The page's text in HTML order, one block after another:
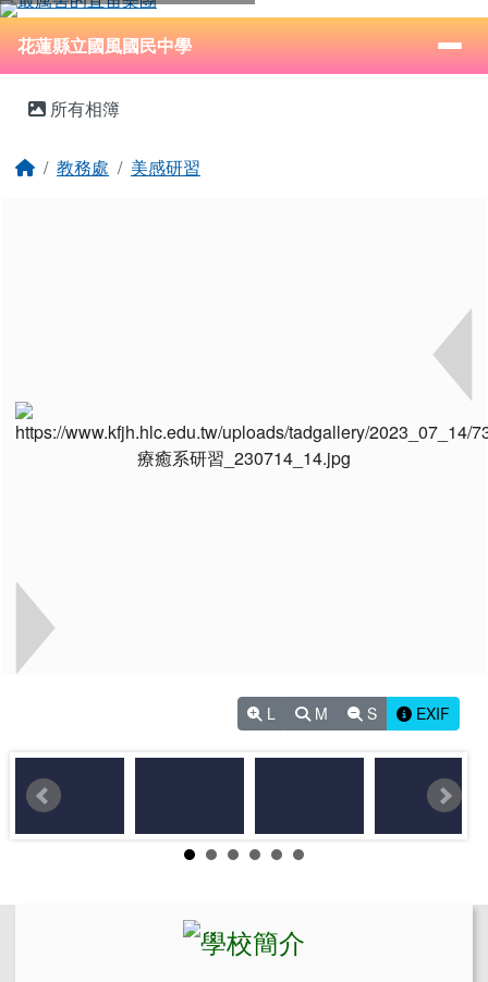
跳至主內容區
花蓮縣立國風國民中學
⏸
導覽列
花蓮縣立國風國民中學
所有相簿
回首頁
教務處 美感研習
L M S EXIF